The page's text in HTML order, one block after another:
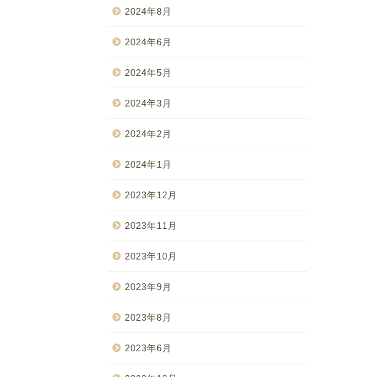
2024年8月
2024年6月
2024年5月
2024年3月
2024年2月
2024年1月
2023年12月
2023年11月
2023年10月
2023年9月
2023年8月
2023年6月